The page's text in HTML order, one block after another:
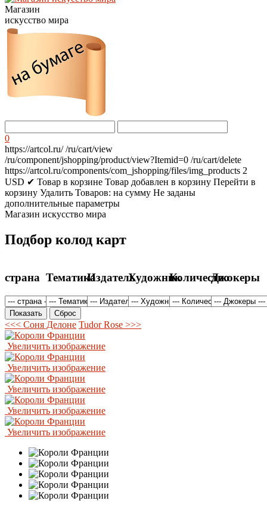
Магазин
искусство мира
0
https://artcol.ru/ /ru/cart/view
/ru/component/jshopping/product/view?Itemid=0 /ru/cart/delete
https://artcol.ru/components/com_jshopping/files/img_products 2
USD ✔ Товар в корзине Товар добавлен в корзину Перейти в
корзину Удалить Товаров: на сумму Не заданы
дополнительные параметры
Магазин искусство мира
Подбор колод карт
страна ТематикаИздательХудожникКоличествоДжокеры
<<< Соня Делоне Tudor Rose >>>
Увеличить изображение
Увеличить изображение
Увеличить изображение
Увеличить изображение
Увеличить изображение